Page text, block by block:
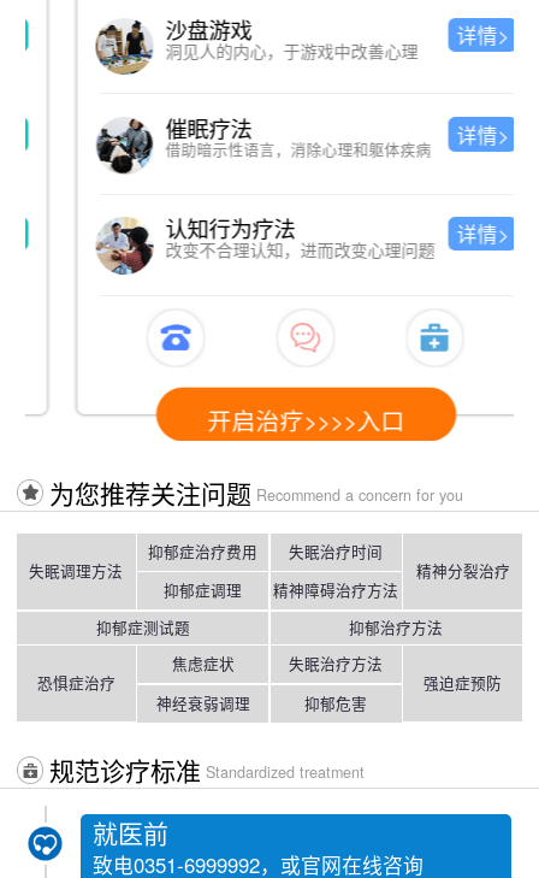
沙盘游戏
洞见人的内心，于游戏中改善心理
详情>
催眠疗法
借助暗示性语言，消除心理和躯体疾病
详情>
认知行为疗法
改变不合理认知，进而改变心理问题
详情>
开启治疗>>>>入口
为您推荐关注问题 Recommend a concern for you
失眠调理方法
抑郁症治疗费用
抑郁症调理
失眠治疗时间
精神障碍治疗方法
精神分裂治疗
抑郁症测试题 抑郁治疗方法
恐惧症治疗
焦虑症状
神经衰弱调理
失眠治疗方法
抑郁危害
强迫症预防
规范诊疗标准 Standardized treatment
就医前
致电0351-6999992，或官网在线咨询